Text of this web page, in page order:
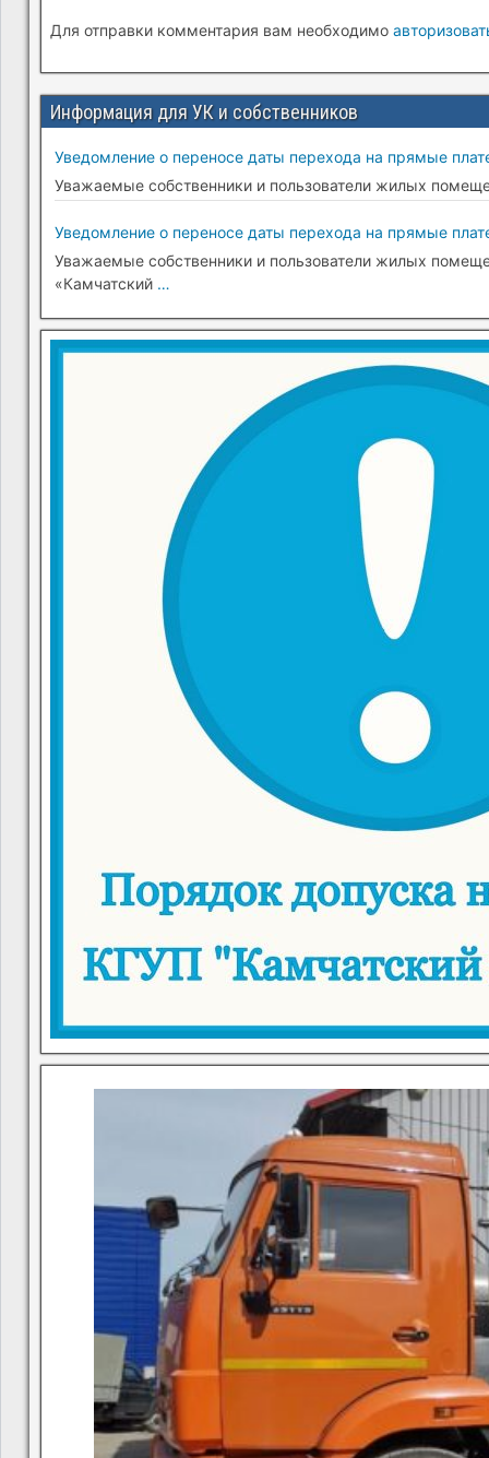
Для отправки комментария вам необходимо
Информация для УК и собственников
Уведомление о переносе даты перехода на прямые
Уважаемые собственники и пользователи жилых
Уведомление о переносе даты перехода на прямые
Уважаемые собственники и пользователи жилых
«Камчатский …